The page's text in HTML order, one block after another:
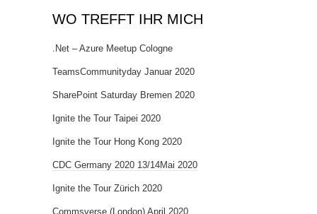
WO TREFFT IHR MICH
.Net – Azure Meetup Cologne
TeamsCommunityday Januar 2020
SharePoint Saturday Bremen 2020
Ignite the Tour Taipei 2020
Ignite the Tour Hong Kong 2020
CDC Germany 2020 13/14Mai 2020
Ignite the Tour Zürich 2020
Commsverse (London) April 2020